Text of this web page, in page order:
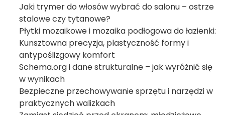
Jaki trymer do włosów wybrać do salonu – ostrze
stalowe czy tytanowe?
Płytki mozaikowe i mozaika podłogowa do łazienki:
Kunsztowna precyzja, plastyczność formy i
antypoślizgowy komfort
Schema.org i dane strukturalne – jak wyróżnić się
w wynikach
Bezpieczne przechowywanie sprzętu i narzędzi w
praktycznych walizkach